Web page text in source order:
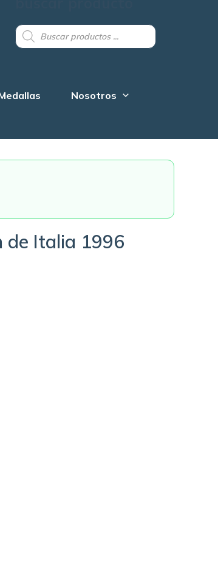
Products
search
Nosotros
de Italia 1996